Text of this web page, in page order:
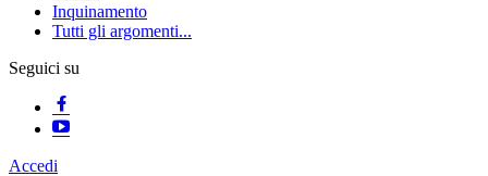
Inquinamento
Tutti gli argomenti...
Seguici su
Accedi